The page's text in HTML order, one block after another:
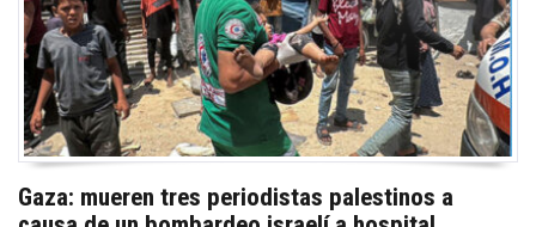
Gaza: mueren tres periodistas palestinos a